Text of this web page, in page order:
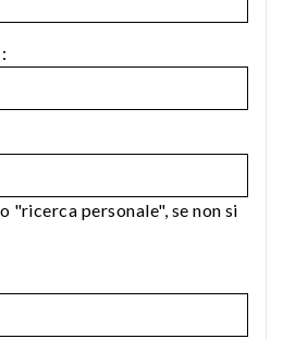
"ricerca personale", se non si